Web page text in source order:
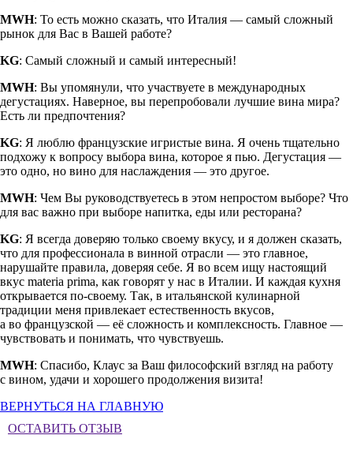
MWH: То есть можно сказать, что Италия — самый сложный
рынок для Вас в Вашей работе?
KG: Самый сложный и самый интересный!
MWH: Вы упомянули, что участвуете в международных
дегустациях. Наверное, вы перепробовали лучшие вина мира?
Есть ли предпочтения?
KG: Я люблю французские игристые вина. Я очень тщательно
подхожу к вопросу выбора вина, которое я пью. Дегустация —
это одно, но вино для наслаждения — это другое.
MWH: Чем Вы руководствуетесь в этом непростом выборе? Что
для вас важно при выборе напитка, еды или ресторана?
KG: Я всегда доверяю только своему вкусу, и я должен сказать,
что для профессионала в винной отрасли — это главное,
нарушайте правила, доверяя себе. Я во всем ищу настоящий
вкус materia prima, как говорят у нас в Италии. И каждая кухня
открывается по-своему. Так, в итальянской кулинарной
традиции меня привлекает естественность вкусов,
а во французской — её сложность и комплексность. Главное —
чувствовать и понимать, что чувствуешь.
MWH: Спасибо, Клаус за Ваш философский взгляд на работу
с вином, удачи и хорошего продолжения визита!
ВЕРНУТЬСЯ НА ГЛАВНУЮ
ОСТАВИТЬ ОТЗЫВ